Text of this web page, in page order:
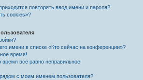
повторять ввод имени и пароля?
cookies»?
имени в списке «Кто сейчас на конференции»?
время!
всё равно неправильное!
с моим именем пользователя?